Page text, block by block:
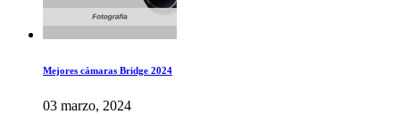
Mejores cámaras Bridge 2024
03 marzo, 2024